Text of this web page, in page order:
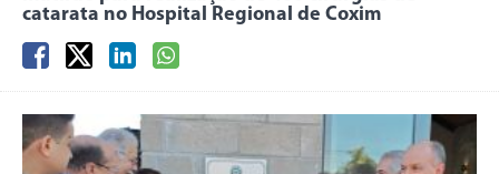
catarata no Hospital Regional de Coxim